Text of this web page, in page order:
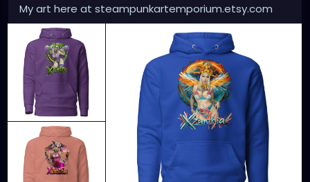
My art here at steampunkartemporium.etsy.com